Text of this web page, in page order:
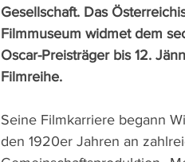
Gesellschaft. Das
Filmmuseum widmet dem
Oscar-Preisträger bis 12.
Filmreihe.
Seine Filmkarriere begann
den 1920er Jahren an